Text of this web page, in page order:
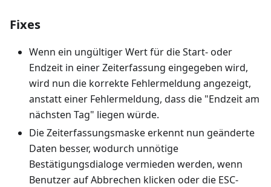
Fixes
Wenn ein ungültiger Wert für die Start- oder
Endzeit in einer Zeiterfassung eingegeben wird,
wird nun die korrekte Fehlermeldung angezeigt,
anstatt einer Fehlermeldung, dass die "Endzeit am
nächsten Tag" liegen würde.
Die Zeiterfassungsmaske erkennt nun geänderte
Daten besser, wodurch unnötige
Bestätigungsdialoge vermieden werden, wenn
Benutzer auf Abbrechen klicken oder die ESC-